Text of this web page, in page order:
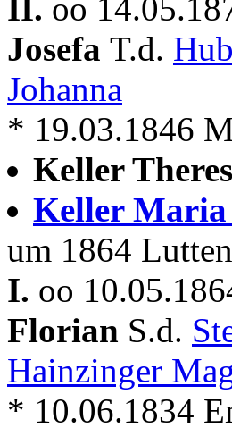
II. oo
Josefa T.d.
Johanna
* 19.03.1846
Keller
Keller Maria
um 1864
I. oo
Florian S.d.
Hainzinger
* 10.06.1834